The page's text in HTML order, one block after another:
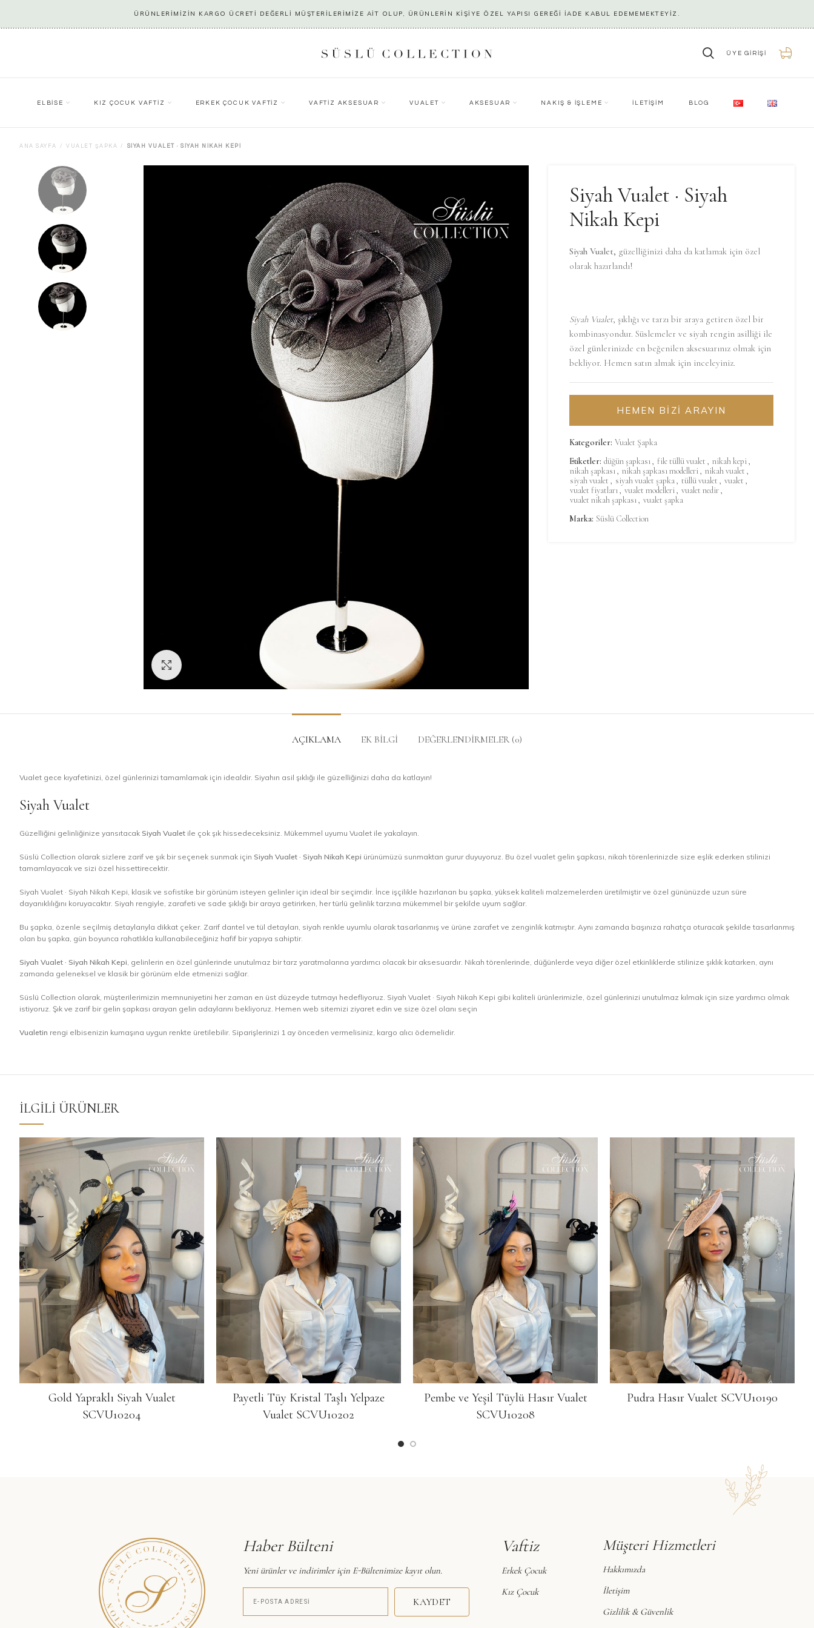
ÜRÜNLERİMİZİN KARGO ÜCRETİ DEĞERLİ MÜŞTERİLERİMİZE AİT OLUP, ÜRÜNLERİN KİŞİYE ÖZEL YAPISI GEREĞİ İADE KABUL EDEMEMEKTEYİZ.
ÜYE GIRIŞI
0
ELBİSE KIZ ÇOCUK VAFTİZ ERKEK ÇOCUK VAFTİZ VAFTİZ AKSESUAR VUALET AKSESUAR NAKIŞ & İŞLEME İLETİŞİM BLOG
ANA SAYFA VUALET ŞAPKA SIYAH VUALET · SIYAH NIKAH KEPI
Siyah Vualet · Siyah
Nikah Kepi
Siyah Vualet, güzelliğinizi daha da katlamak için özel
olarak hazırlandı!
Siyah Vualet, şıklığı ve tarzı bir araya getiren özel bir
kombinasyondur. Süslemeler ve siyah rengin asilliği ile
özel günlerinizde en beğenilen aksesuarınız olmak için
bekliyor. Hemen satın almak için inceleyiniz.
HEMEN BİZİ ARAYIN
Kategoriler: Vualet Şapka
Etiketler: düğün şapkası, file tüllü vualet , nikah kepi,
nikah şapkası, nikah şapkası modelleri, nikah vualet ,
siyah vualet , siyah vualet şapka, tüllü vualet , vualet ,
vualet fiyatları, vualet modelleri, vualet nedir,
vualet nikah şapkası, vualet şapka
Marka: Süslü Collection
AÇIKLAMA EK BILGI DEĞERLENDIRMELER (0)
Vualet gece kıyafetinizi, özel günlerinizi tamamlamak için idealdir. Siyahın asil şıklığı ile güzelliğinizi daha da katlayın!
Siyah Vualet
Güzelliğini gelinliğinize yansıtacak Siyah Vualet ile çok şık hissedeceksiniz. Mükemmel uyumu Vualet ile yakalayın.
Süslü Collection olarak sizlere zarif ve şık bir seçenek sunmak için Siyah Vualet · Siyah Nikah Kepi ürünümüzü sunmaktan gurur duyuyoruz. Bu özel vualet gelin şapkası, nikah törenlerinizde size eşlik ederken stilinizi
tamamlayacak ve sizi özel hissettirecektir.
Siyah Vualet · Siyah Nikah Kepi, klasik ve sofistike bir görünüm isteyen gelinler için ideal bir seçimdir. İnce işçilikle hazırlanan bu şapka, yüksek kaliteli malzemelerden üretilmiştir ve özel gününüzde uzun süre
dayanıklılığını koruyacaktır. Siyah rengiyle, zarafeti ve sade şıklığı bir araya getirirken, her türlü gelinlik tarzına mükemmel bir şekilde uyum sağlar.
Bu şapka, özenle seçilmiş detaylarıyla dikkat çeker. Zarif dantel ve tül detayları, siyah renkle uyumlu olarak tasarlanmış ve ürüne zarafet ve zenginlik katmıştır. Aynı zamanda başınıza rahatça oturacak şekilde tasarlanmış
olan bu şapka, gün boyunca rahatlıkla kullanabileceğiniz hafif bir yapıya sahiptir.
Siyah Vualet · Siyah Nikah Kepi , gelinlerin en özel günlerinde unutulmaz bir tarz yaratmalarına yardımcı olacak bir aksesuardır. Nikah törenlerinde, düğünlerde veya diğer özel etkinliklerde stilinize şıklık katarken, aynı
zamanda geleneksel ve klasik bir görünüm elde etmenizi sağlar.
Süslü Collection olarak, müşterilerimizin memnuniyetini her zaman en üst düzeyde tutmayı hedefliyoruz. Siyah Vualet · Siyah Nikah Kepi gibi kaliteli ürünlerimizle, özel günlerinizi unutulmaz kılmak için size yardımcı olmak
istiyoruz. Şık ve zarif bir gelin şapkası arayan gelin adaylarını bekliyoruz. Hemen web sitemizi ziyaret edin ve size özel olanı seçin
Vualetin rengi elbisenizin kumaşına uygun renkte üretilebilir. Siparişlerinizi 1 ay önceden vermelisiniz, kargo alıcı ödemelidir.
İLGILI ÜRÜNLER
Gold Yapraklı Siyah Vualet
SCVU10204
Payetli Tüy Kristal Taşlı Yelpaze
Vualet SCVU10202
Pembe ve Yeşil Tüylü Hasır Vualet
SCVU10208
Pudra Hasır Vualet SCVU10190
Haber Bülteni
Yeni ürünler ve indirimler için E-Bültenimize kayıt olun.
KAYDET
Vaftiz
Erkek Çocuk
Kız Çocuk
Müşteri Hizmetleri
Hakkımızda
İletişim
Gizlilik & Güvenlik